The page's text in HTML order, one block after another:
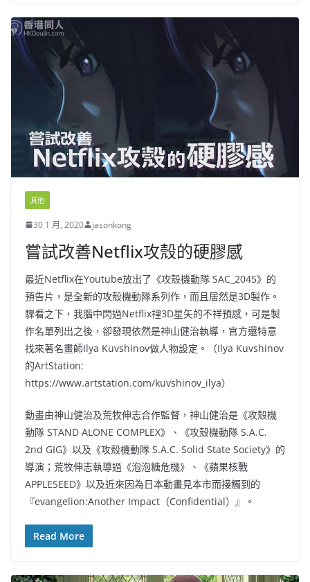
其他
30 1 月, 2020 jasonkong
嘗試改善Netflix攻殼的硬膠感
最近Netflix在Youtube放出了《攻殼機動隊 SAC_2045》的
預告片，是全新的攻殼機動隊系列作，而且居然是3D製作。
驟看之下，我腦中閃過Netflix𥚃3D星矢的不祥預感，可是製
作名單列出之後，卻發現依然是神山健治執導，官方還特意
找來著名畫師Ilya Kuvshinov做人物設定。（Ilya Kuvshinov
的ArtStation:
https://www.artstation.com/kuvshinov_ilya）
動畫由神山健治及荒牧伸志合作監督，神山健治是《攻殼機
動隊 STAND ALONE COMPLEX》、《攻殼機動隊 S.A.C.
2nd GIG》以及《攻殼機動隊 S.A.C. Solid State Society》的
導演；荒牧伸志執導過《泡泡糖危機》、《蘋果核戰
APPLESEED》以及近來因為日本動畫見本市而接觸到的
『evangelion:Another Impact（Confidential）』。
Read More